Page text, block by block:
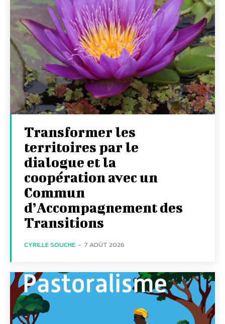
Transformer les
territoires par le
dialogue et la
coopération avec un
Commun
d’Accompagnement des
Transitions
CYRILLE SOUCHE - 7 AOÛT 2026